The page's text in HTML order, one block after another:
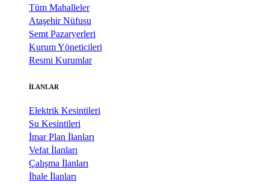
Tüm Mahalleler
Ataşehir Nüfusu
Semt Pazaryerleri
Kurum Yöneticileri
Resmi Kurumlar
İLANLAR
Elektrik Kesintileri
Su Kesintileri
İmar Plan İlanları
Vefat İlanları
Çalışma İlanları
İhale İlanları